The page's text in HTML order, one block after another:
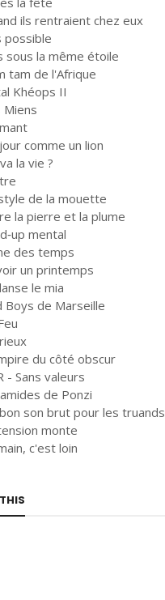
ils rentraient chez eux
possible
sous la même étoile
tam de l'Afrique
Khéops II
Miens
comme un lion
la vie ?
de la mouette
la pierre et la plume
mental
des temps
un printemps
le mia
Boys de Marseille
du côté obscur
- Sans valeurs
de Ponzi
son brut pour les truands
monte
c'est loin